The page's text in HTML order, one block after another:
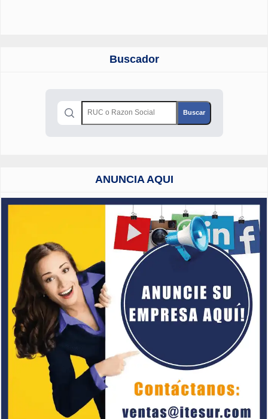
Buscador
ANUNCIA AQUI